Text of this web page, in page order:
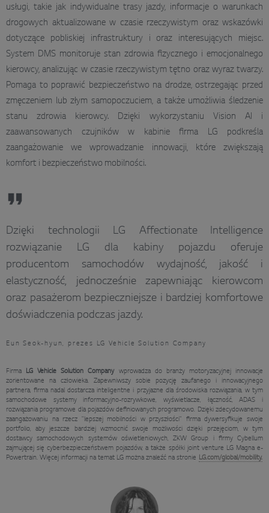
usługi, takie jak indywidualne trasy jazdy, informacje o warunkach
drogowych aktualizowane w czasie rzeczywistym oraz wskazówki
dotyczące pobliskiej infrastruktury i oraz interesujących miejsc.
System DMS monitoruje stan zdrowia fizycznego i emocjonalnego
kierowcy, analizując w czasie rzeczywistym tętno oraz wyraz twarzy.
Pomaga to poprawić bezpieczeństwo na drodze, ostrzegając przed
zmęczeniem lub złym samopoczuciem, a także umożliwia śledzenie
stanu zdrowia kierowcy. Dzięki wykorzystaniu Vision AI i
zaawansowanych czujników w kabinie firma LG podkreśla
zaangażowanie we wprowadzanie innowacji, które zwiększają
komfort i bezpieczeństwo mobilności.
Dzięki technologii LG Affectionate Intelligence
rozwiązanie LG dla kabiny pojazdu oferuje
producentom samochodów wydajność, jakość i
elastyczność, jednocześnie zapewniając kierowcom
oraz pasażerom bezpieczniejsze i bardziej komfortowe
doświadczenia podczas jazdy.
Eun Seok-hyun, prezes LG Vehicle Solution Company
Firma LG Vehicle Solution Company wprowadza do branży motoryzacyjnej innowacje
zorientowane na człowieka. Zapewniwszy sobie pozycję zaufanego i innowacyjnego
partnera, firma nadal dostarcza inteligentne i przyjazne dla środowiska rozwiązania, w tym
samochodowe systemy informacyjno-rozrywkowe, wyświetlacze, łączność, ADAS i
rozwiązania programowe dla pojazdów definiowanych programowo. Dzięki zdecydowanemu
zaangażowaniu na rzecz "lepszej mobilności w przyszłości" firma dywersyfikuje swoje
portfolio, aby jeszcze bardziej wzmocnić swoje możliwości dzięki przejęciom, w tym
dostawcy samochodowych systemów oświetleniowych, ZKW Group i firmy Cybellum
zajmującej się cyberbezpieczeństwem pojazdów, a także spółki joint venture LG Magna e-
Powertrain. Więcej informacji na temat LG można znaleźć na stronie LG.com/global/mobility.